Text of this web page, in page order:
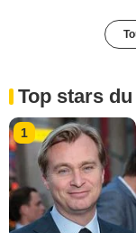
Top stars
1